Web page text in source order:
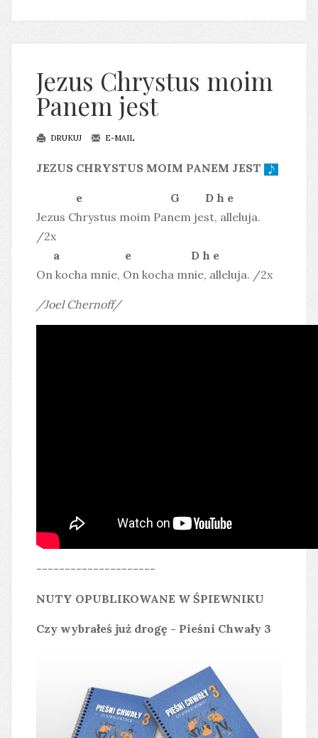
Jezus Chrystus moim
Panem jest
DRUKUJ E-MAIL
JEZUS CHRYSTUS MOIM PANEM JEST
e G D h e
Jezus Chrystus moim Panem jest, alleluja.
/2x
a e D h e
On kocha mnie, On kocha mnie, alleluja. /2x
/Joel Chernoff/
---------------------
NUTY OPUBLIKOWANE W ŚPIEWNIKU
Czy wybrałeś już drogę - Pieśni Chwały 3